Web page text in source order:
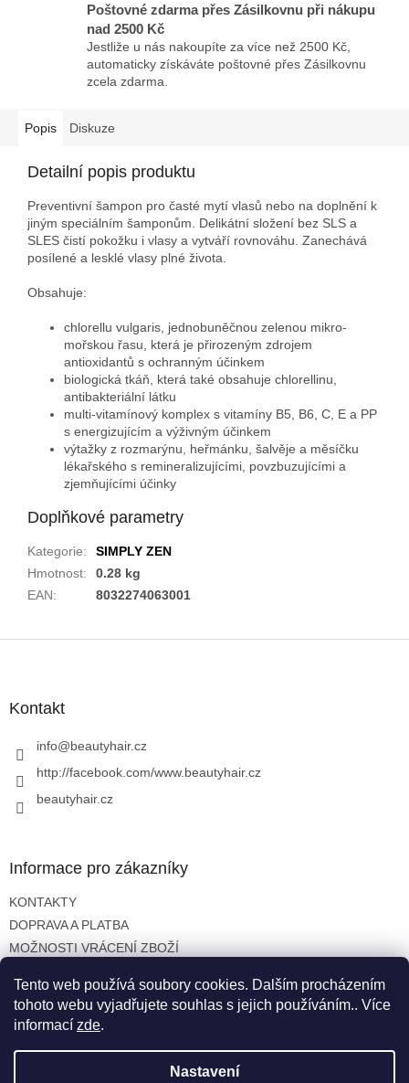
Tento web používá soubory cookies. Dalším procházením
tohoto webu vyjadřujete souhlas s jejich používáním.. Více
informací zde.
Nastavení
Poštovné zdarma přes Zásilkovnu při nákupu
nad 2500 Kč
Jestliže u nás nakoupíte za více než 2500 Kč,
automaticky získáváte poštovné přes Zásilkovnu
zcela zdarma.
Popis Diskuze
Detailní popis produktu
Preventivní šampon pro časté mytí vlasů nebo na doplnění k
jiným speciálním šamponům. Delikátní složení bez SLS a
SLES čistí pokožku i vlasy a vytváří rovnováhu. Zanechává
posílené a lesklé vlasy plné života.
Obsahuje:
chlorellu vulgaris , jednobuněčnou zelenou mikro-
mořskou řasu, která je přirozeným zdrojem
antioxidantů s ochranným účinkem
biologická tkáň, která také obsahuje chlorellinu,
antibakteriální látku
multi-vitamínový komplex s vitamíny B5, B6, C, E a PP
s energizujícím a výživným účinkem
výtažky z rozmarýnu, heřmánku, šalvěje a měsíčku
lékařského s remineralizujícími, povzbuzujícími a
zjemňujícími účinky
Doplňkové parametry
Kategorie:
SIMPLY ZEN
Hmotnost:
0.28 kg
EAN: 8032274063001
Kontakt
info@beautyhair.cz
http://facebook.com/www.beautyhair.cz
beautyhair.cz
Informace pro zákazníky
KONTAKTY
DOPRAVA A PLATBA
MOŽNOSTI VRÁCENÍ ZBOŽÍ
OCHRANA OSOBNÍCH ÚDAJŮ
Vytvořil Shoptet